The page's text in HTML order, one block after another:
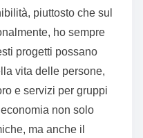
piuttosto che sul
ho sempre
progetti possano
vita delle persone,
e servizi per gruppi
non solo
ma anche il